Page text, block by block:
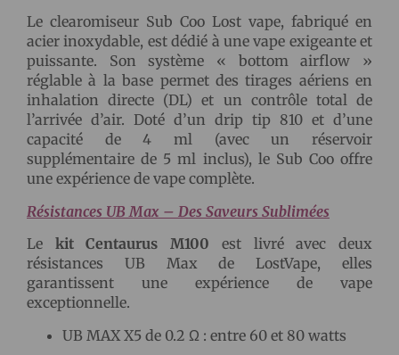
Le clearomiseur Sub Coo Lost vape, fabriqué en
acier inoxydable, est dédié à une vape exigeante et
puissante. Son système « bottom airflow »
réglable à la base permet des tirages aériens en
inhalation directe (DL) et un contrôle total de
l’arrivée d’air. Doté d’un drip tip 810 et d’une
capacité de 4 ml (avec un réservoir
supplémentaire de 5 ml inclus), le Sub Coo offre
une expérience de vape complète.
Résistances UB Max – Des Saveurs Sublimées
Le kit Centaurus M100 est livré avec deux
résistances UB Max de LostVape, elles
garantissent une expérience de vape
exceptionnelle.
UB MAX X5 de 0.2 Ω : entre 60 et 80 watts